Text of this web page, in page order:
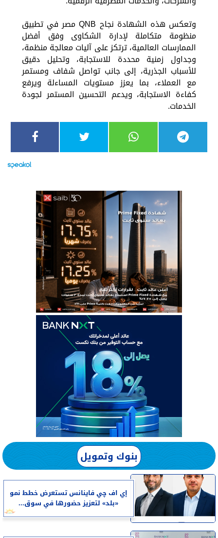
وتعكس هذه الشهادة نجاح QNB مصر في تطبيق
منظومة متكاملة لإدارة الشكاوى وفق أفضل
الممارسات العالمية، ترتكز على آليات معالجة منظمة،
وجداول زمنية محددة للاستجابة، وتحليل دقيق
للأسباب الجذرية، إلى جانب تواصل شفاف ومستمر
مع العملاء، بما يعزز مستويات المساءلة ويرفع
كفاءة الاستجابة، ويدعم التحسين المستمر لجودة
الخدمات.
بنوك وتمويل
إي اف چي فاينانس تستعرض خطط نمو
«بلد» لتعزيز حضورها في سوق...